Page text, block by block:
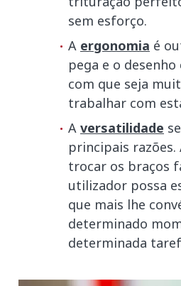
sem esforço.
A ergonomia é
pega e o
com que seja
trabalhar com
A versatilidade
principais
trocar os braços
utilizador possa
que mais lhe
determinado
determinada